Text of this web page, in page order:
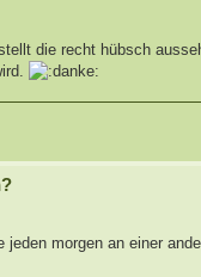
die recht hübsch
morgen an einer